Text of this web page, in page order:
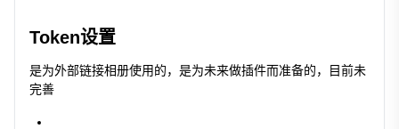
Token设置
是为外部链接相册使用的，是为未来做插件而准备的，目前未
完善